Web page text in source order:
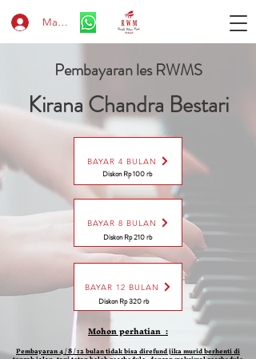
Masuk
Pembayaran les RWMS
Kirana Chandra Bestari
BAYAR 4 BULAN
Diskon Rp 100 rb
BAYAR 8 BULAN
Diskon Rp 210 rb
BAYAR 12 BULAN
Diskon Rp 320 rb
Mohon perhatian :
Pembayaran 4 / 8 / 12 bulan tidak bisa direfund jika murid berhenti di